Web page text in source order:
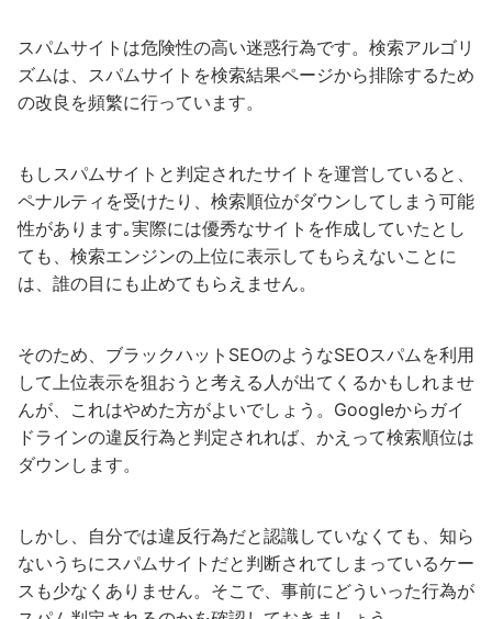
スパムサイトは危険性の高い迷惑行為です。検索アルゴリ
ズムは、スパムサイトを検索結果ページから排除するため
の改良を頻繁に行っています。
もしスパムサイトと判定されたサイトを運営していると、
ペナルティを受けたり、検索順位がダウンしてしまう可能
性があります｡実際には優秀なサイトを作成していたとし
ても、検索エンジンの上位に表示してもらえないことに
は、誰の目にも止めてもらえません。
そのため、ブラックハットSEOのようなSEOスパムを利用
して上位表示を狙おうと考える人が出てくるかもしれませ
んが、これはやめた方がよいでしょう。Googleからガイ
ドラインの違反行為と判定されれば、かえって検索順位は
ダウンします。
しかし、自分では違反行為だと認識していなくても、知ら
ないうちにスパムサイトだと判断されてしまっているケー
スも少なくありません。そこで、事前にどういった行為が